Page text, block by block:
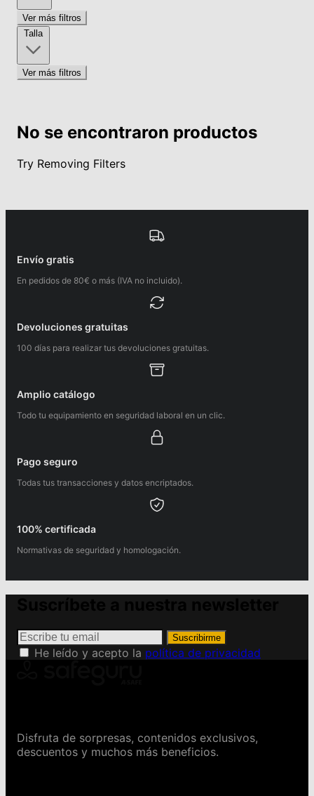
Ver más filtros
Talla
Ver más filtros
No se encontraron productos
Try Removing Filters
Envío gratis
En pedidos de 80€ o más (IVA no incluido).
Devoluciones gratuitas
100 días para realizar tus devoluciones gratuitas.
Amplio catálogo
Todo tu equipamiento en seguridad laboral en un clic.
Pago seguro
Todas tus transacciones y datos encriptados.
100% certificada
Normativas de seguridad y homologación.
Suscribirme
He leído y acepto la política de privacidad
Disfruta de sorpresas, contenidos exclusivos,
descuentos y muchos más beneficios.